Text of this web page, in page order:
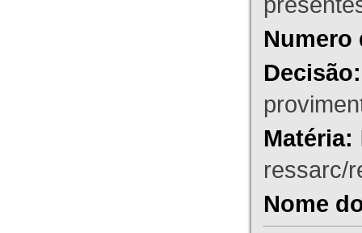
Numero
Decisão:
Matéria:
ressarc/
Nome